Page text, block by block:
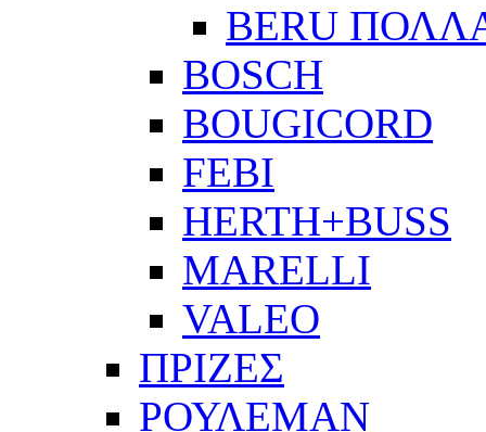
BERU
BOSCH
BOUGICORD
FEBI
HERTH+BUSS
MARELLI
VALEO
ΠΡΙΖΕΣ
ΡΟΥΛΕΜΑΝ